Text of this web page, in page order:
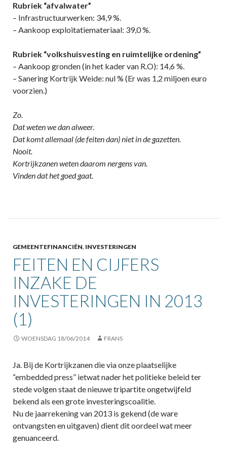
Rubriek “afvalwater”
– Infrastructuurwerken: 34,9 %.
– Aankoop exploitatiemateriaal: 39,0 %.
Rubriek “volkshuisvesting en ruimtelijke ordening”
– Aankoop gronden (in het kader van R.O): 14,6 %.
– Sanering Kortrijk Weide: nul % (Er was 1,2 miljoen euro
voorzien.)
Zo.
Dat weten we dan alweer.
Dat komt allemaal (de feiten dan) niet in de gazetten.
Nooit.
Kortrijkzanen weten daarom nergens van.
Vinden dat het goed gaat.
GEMEENTEFINANCIËN, INVESTERINGEN
FEITEN EN CIJFERS
INZAKE DE
INVESTERINGEN IN 2013
(1)
WOENSDAG 18/06/2014 FRANS
Ja. Bij de Kortrijkzanen die via onze plaatselijke
“embedded press” ietwat nader het politieke beleid ter
stede volgen staat de nieuwe tripartite ongetwijfeld
bekend als een grote investeringscoalitie.
Nu de jaarrekening van 2013 is gekend (de ware
ontvangsten en uitgaven) dient dit oordeel wat meer
genuanceerd.